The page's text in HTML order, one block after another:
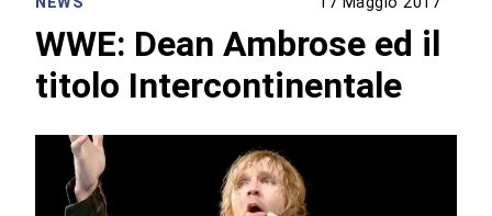
WWE: Dean Ambrose ed il
titolo Intercontinentale